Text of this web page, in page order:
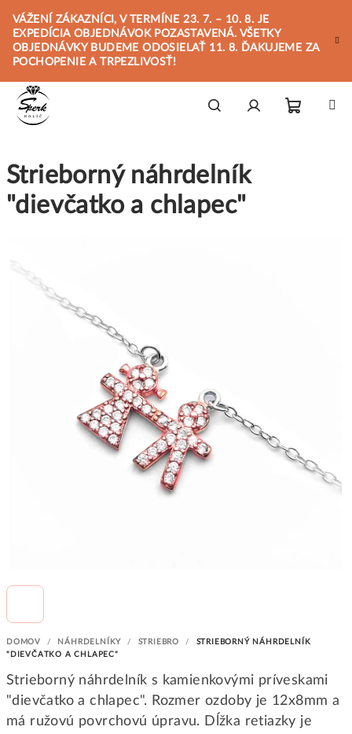
obsah
VÁŽENÍ ZÁKAZNÍCI, V TERMÍNE 23. 7. – 10. 8. JE
EXPEDÍCIA OBJEDNÁVOK POZASTAVENÁ. VŠETKY
OBJEDNÁVKY BUDEME ODOSIELAŤ 11. 8. ĎAKUJEME ZA
POCHOPENIE A TRPEZLIVOSŤ!
DOMOV / NÁHRDELNÍKY / STRIEBRO /
STRIEBORNÝ NÁHRDELNÍK
"DIEVČATKO A CHLAPEC"
Strieborný náhrdelník s kamienkovými príveskami
"dievčatko a chlapec". Rozmer ozdoby je 12x8mm a
má ružovú povrchovú úpravu. Dĺžka retiazky je
Strieborný náhrdelník
"dievčatko a chlapec"